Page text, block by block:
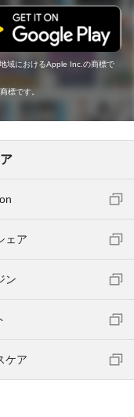
域におけるApple Inc.の商標で
標です。
ェア
ン
ケア